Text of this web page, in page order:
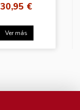
30,95 €
Ver más